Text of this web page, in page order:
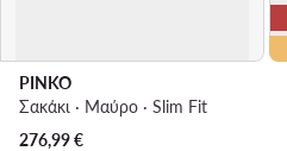
PINKO
Σακάκι · Μαύρο · Slim Fit
276,99€